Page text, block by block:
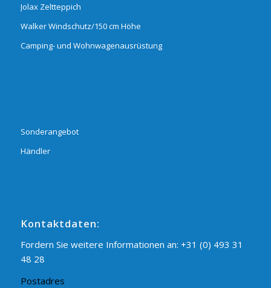
Jolax Zeltteppich
Walker Windschutz/150 cm Höhe
Camping- und Wohnwagenausrüstung
Sonderangebot
Händler
Kontaktdaten:
Fordern Sie weitere Informationen an: +31 (0) 493 31
48 28
Postadres